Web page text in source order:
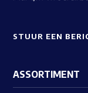
STUUR EEN
ASSORTIMENT